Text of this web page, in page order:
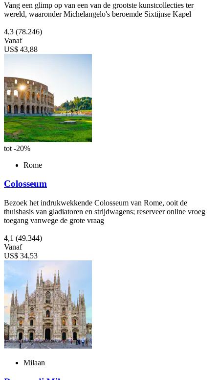
Vang een glimp op van een van de grootste kunstcollecties ter
wereld, waaronder Michelangelo's beroemde Sixtijnse Kapel
4,3 (78.246)
Vanaf
US$ 43,88
tot -20%
Rome
Colosseum
Bezoek het indrukwekkende Colosseum van Rome, ooit de
thuisbasis van gladiatoren en strijdwagens; reserveer online vroeg
toegang vanwege de grote vraag
4,1 (49.344)
Vanaf
US$ 34,53
Milaan